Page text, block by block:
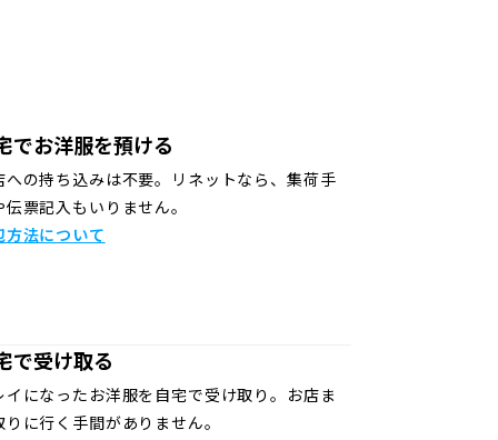
でお洋服を預ける
への持ち込みは不要。リネットなら、集荷手
伝票記入もいりません。
方法について
で受け取る
イになったお洋服を自宅で受け取り。お店ま
りに行く手間がありません。